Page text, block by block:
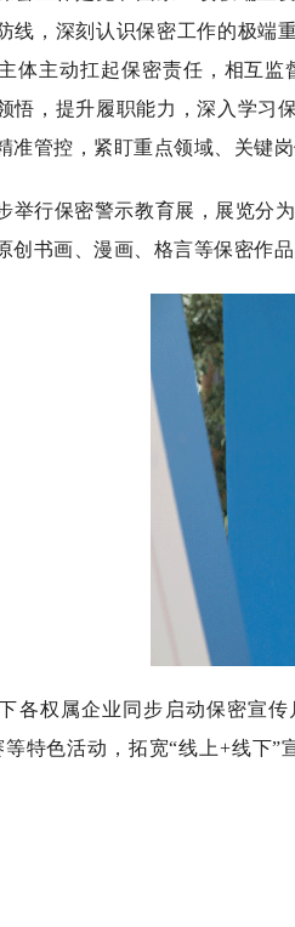
线，深刻认识保密工作的极端
体主动扛起保密责任，相互
悟，提升履职能力，深入学习
准管控，紧盯重点领域、关键
保密警示教育展，展览分为“
创书画、漫画、格言等保密作
权属企业同步启动保密宣传
特色活动，拓宽“线上+线下